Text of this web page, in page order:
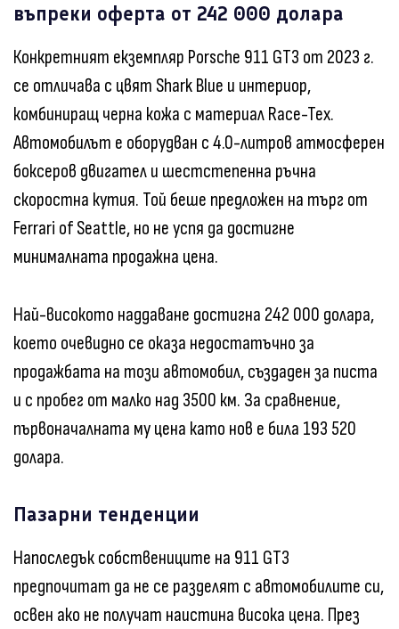
въпреки оферта от 242 000 долара
Конкретният екземпляр Porsche 911 GT3 от 2023 г.
се отличава с цвят Shark Blue и интериор,
комбиниращ черна кожа с материал Race-Tex.
Автомобилът е оборудван с 4.0-литров атмосферен
боксеров двигател и шестстепенна ръчна
скоростна кутия. Той беше предложен на търг от
Ferrari of Seattle, но не успя да достигне
минималната продажна цена.
Най-високото наддаване достигна 242 000 долара,
което очевидно се оказа недостатъчно за
продажбата на този автомобил, създаден за писта
и с пробег от малко над 3500 км. За сравнение,
първоначалната му цена като нов е била 193 520
долара.
Пазарни тенденции
Напоследък собствениците на 911 GT3
предпочитат да не се разделят с автомобилите си,
освен ако не получат наистина висока цена. През